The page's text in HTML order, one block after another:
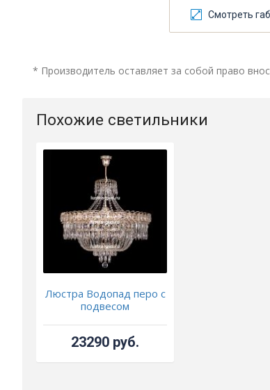
Смотреть
* Производитель оставляет за собой право
Похожие светильники
Люстра Водопад перо с
подвесом
23290 руб.